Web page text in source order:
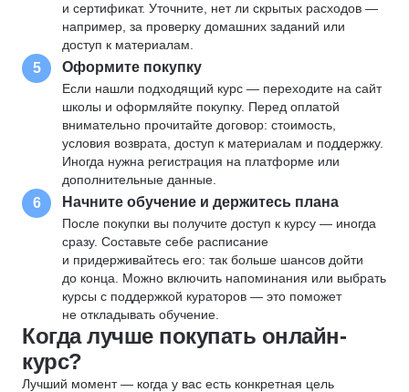
и сертификат. Уточните, нет ли скрытых расходов —
например, за проверку домашних заданий или
доступ к материалам.
5 Оформите покупку
Если нашли подходящий курс — переходите на сайт
школы и оформляйте покупку. Перед оплатой
внимательно прочитайте договор: стоимость,
условия возврата, доступ к материалам и поддержку.
Иногда нужна регистрация на платформе или
дополнительные данные.
6 Начните обучение и держитесь плана
После покупки вы получите доступ к курсу — иногда
сразу. Составьте себе расписание
и придерживайтесь его: так больше шансов дойти
до конца. Можно включить напоминания или выбрать
курсы с поддержкой кураторов — это поможет
не откладывать обучение.
Когда лучше покупать онлайн-
курс?
Лучший момент — когда у вас есть конкретная цель